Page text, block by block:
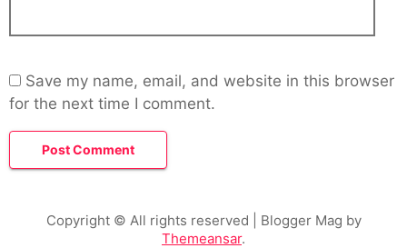
Save my name, email, and website in this browser
for the next time I comment.
Copyright © All rights reserved | Blogger Mag by
Themeansar.